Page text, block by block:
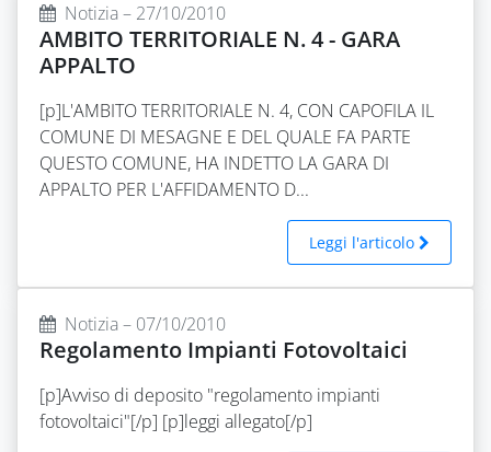
Notizia – 27/10/2010
AMBITO TERRITORIALE N. 4 - GARA
APPALTO
[p]L'AMBITO TERRITORIALE N. 4, CON CAPOFILA IL
COMUNE DI MESAGNE E DEL QUALE FA PARTE
QUESTO COMUNE, HA INDETTO LA GARA DI
APPALTO PER L'AFFIDAMENTO D...
Leggi l'articolo
Notizia – 07/10/2010
Regolamento Impianti Fotovoltaici
[p]Avviso di deposito "regolamento impianti
fotovoltaici"[/p] [p]leggi allegato[/p]